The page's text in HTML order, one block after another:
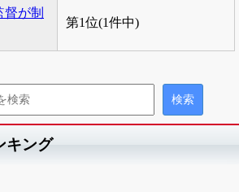
が制
第1位(1件中)
キング